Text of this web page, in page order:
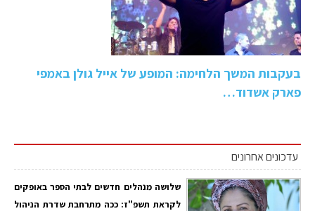
בעקבות המשך הלחימה: המופע של אייל גולן באמפי
פארק אשדוד…
עדכונים אחרונים
שלושה מנהלים חדשים לבתי הספר באופקים
לקראת תשפ"ז: ככה מתרחבת שדרת הניהול